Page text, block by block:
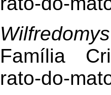
Família
rato-do-